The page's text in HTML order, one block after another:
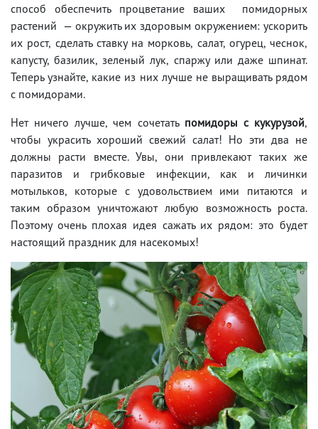
способ обеспечить процветание ваших помидорных
растений — окружить их здоровым окружением: ускорить
их рост, сделать ставку на морковь, салат, огурец, чеснок,
капусту, базилик, зеленый лук, спаржу или даже шпинат.
Теперь узнайте, какие из них лучше не выращивать рядом
с помидорами.
Нет ничего лучше, чем сочетать помидоры с кукурузой,
чтобы украсить хороший свежий салат! Но эти два не
должны расти вместе. Увы, они привлекают таких же
паразитов и грибковые инфекции, как и личинки
мотыльков, которые с удовольствием ими питаются и
таким образом уничтожают любую возможность роста.
Поэтому очень плохая идея сажать их рядом: это будет
настоящий праздник для насекомых!